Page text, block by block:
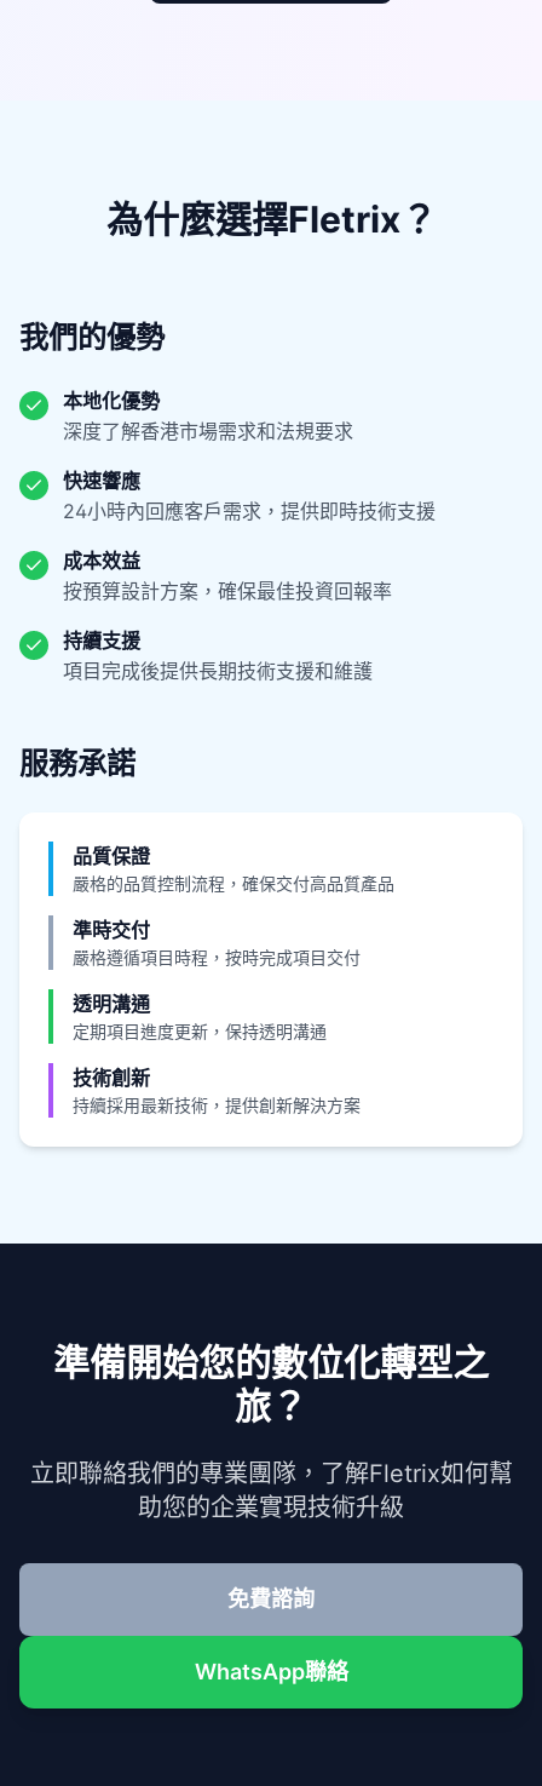
為什麼選擇Fletrix？
我們的優勢
本地化優勢
深度了解香港市場需求和法規要求
快速響應
24小時內回應客戶需求，提供即時技術支援
成本效益
按預算設計方案，確保最佳投資回報率
持續支援
項目完成後提供長期技術支援和維護
服務承諾
品質保證
嚴格的品質控制流程，確保交付高品質產品
準時交付
嚴格遵循項目時程，按時完成項目交付
透明溝通
定期項目進度更新，保持透明溝通
技術創新
持續採用最新技術，提供創新解決方案
準備開始您的數位化轉型之
旅？
立即聯絡我們的專業團隊，了解Fletrix如何幫
助您的企業實現技術升級
免費諮詢
WhatsApp聯絡